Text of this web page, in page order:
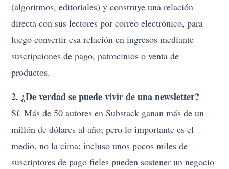
(algoritmos, editoriales) y construye una relación
directa con sus lectores por correo electrónico, para
luego convertir esa relación en ingresos mediante
suscripciones de pago, patrocinios o venta de
productos.
2. ¿De verdad se puede vivir de una newsletter?
Sí. Más de 50 autores en Substack ganan más de un
millón de dólares al año; pero lo importante es el
medio, no la cima: incluso unos pocos miles de
suscriptores de pago fieles pueden sostener un negocio